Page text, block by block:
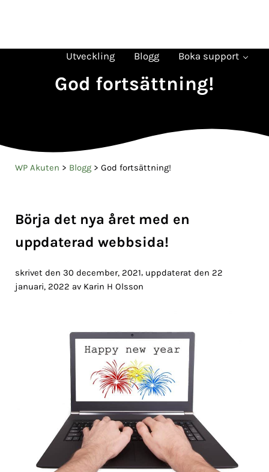
WP Akuten
Utveckling Blogg Boka support
God fortsättning!
WP Akuten > Blogg> God fortsättning!
Börja det nya året med en
uppdaterad webbsida!
skrivet den 30 december, 2021, uppdaterat den 22
januari, 2022 av Karin H Olsson